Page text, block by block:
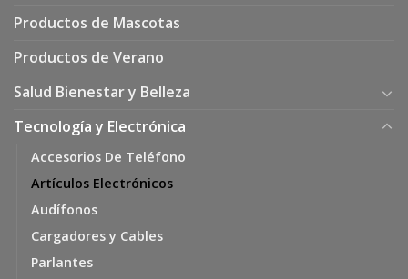
Productos de Mascotas
Productos de Verano
Salud Bienestar y Belleza
Tecnología y Electrónica
Accesorios De Teléfono
Artículos Electrónicos
Audífonos
Cargadores y Cables
Parlantes